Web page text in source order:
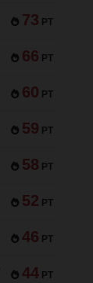
73 PT
66 PT
60 PT
59 PT
58 PT
52 PT
46 PT
44 PT